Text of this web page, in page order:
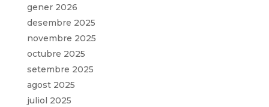
gener 2026
desembre 2025
novembre 2025
octubre 2025
setembre 2025
agost 2025
juliol 2025